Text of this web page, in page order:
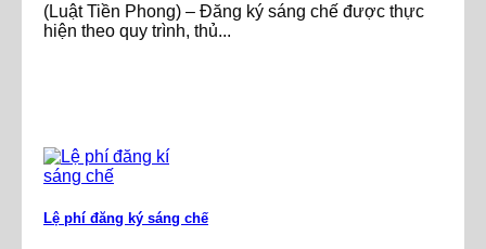
(Luật Tiền Phong) – Đăng ký sáng chế được thực
hiện theo quy trình, thủ...
Lệ phí đăng ký sáng chế